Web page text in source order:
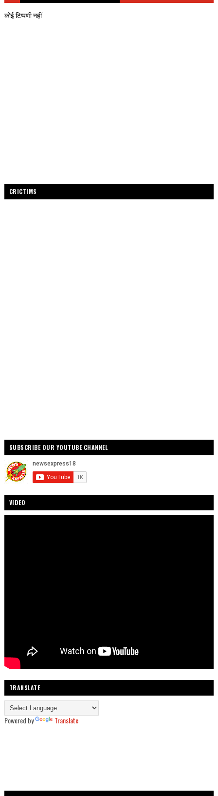
कोई टिप्पणी नहीं
CRICTIMS
SUBSCRIBE OUR YOUTUBE CHANNEL
VIDEO
TRANSLATE
Powered by Translate